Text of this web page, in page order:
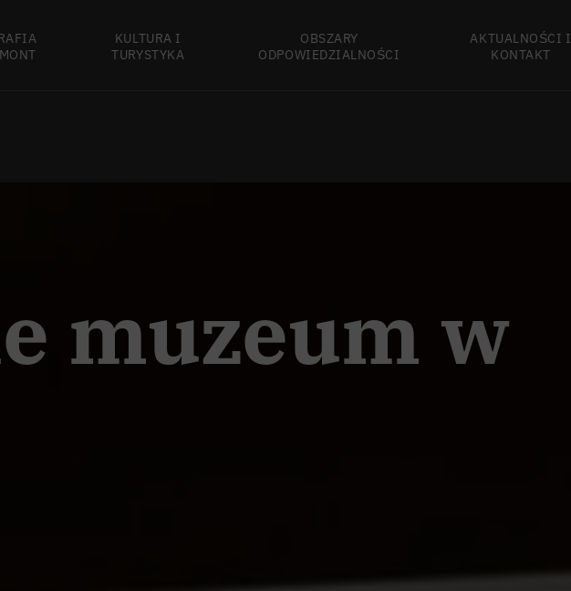
KULTURA I
TURYSTYKA
OBSZARY
ODPOWIEDZIALNOŚCI
AKTUALNOŚCI I
KONTAKT
muzeum w